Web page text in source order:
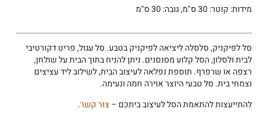
מידות: קוטר: 30 ס"מ, גובה: 30 ס"מ
סל לפיקניק, סלסלה ליציאה לפיקניק בטבע. סל עגול, פריט דקורטיבי
לבית ולסלון, הסל קלוע מסנסנים. ניתן להניח בתוך הבית על שולחן,
רצפה או שרפרף. תוספת נפלאה לעיצוב הבית, לשילוב ליד עציצים
וצמחי בית. סל טבעי היוצר אוירה חמה ונעימה.
להתייעצות להתאמת הסל לעיצוב ביתכם – צור קשר.